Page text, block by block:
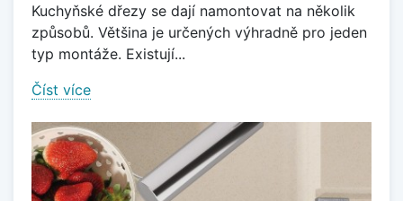
Kuchyňské dřezy se dají namontovat na několik
způsobů. Většina je určených výhradně pro jeden
typ montáže. Existují...
Číst více